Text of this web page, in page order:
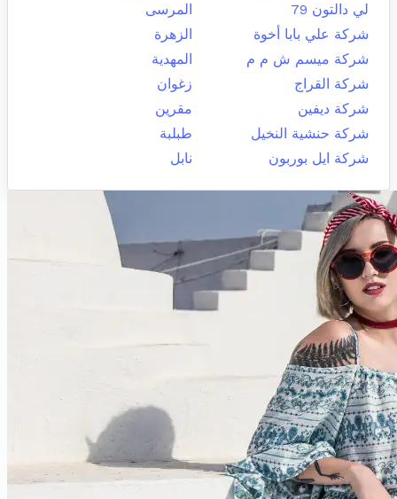
لي دالتون 79
المرسى
شركة علي بابا أخوة
الزهرة
شركة ميسم ش م م
المهدية
شركة القراج
زغوان
شركة ديفين
مقرين
شركة حنشية النخيل
طبلبة
شركة ايل بوربون
نابل